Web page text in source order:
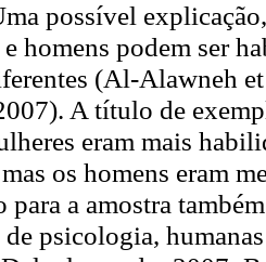
possível
homens podem ser
(Al-Alawneh
A título de
eram mais
os homens eram
para a amostra
psicologia,